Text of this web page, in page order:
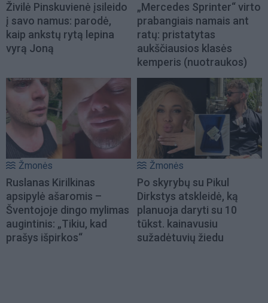
Živilė Pinskuvienė įsileido
į savo namus: parodė,
kaip ankstų rytą lepina
vyrą Joną
„Mercedes Sprinter“ virto
prabangiais namais ant
ratų: pristatytas
aukščiausios klasės
kemperis (nuotraukos)
Žmonės
Ruslanas Kirilkinas
apsipylė ašaromis –
Šventojoje dingo mylimas
augintinis: „Tikiu, kad
prašys išpirkos“
Žmonės
Po skyrybų su Pikul
Dirkstys atskleidė, ką
planuoja daryti su 10
tūkst. kainavusiu
sužadėtuvių žiedu